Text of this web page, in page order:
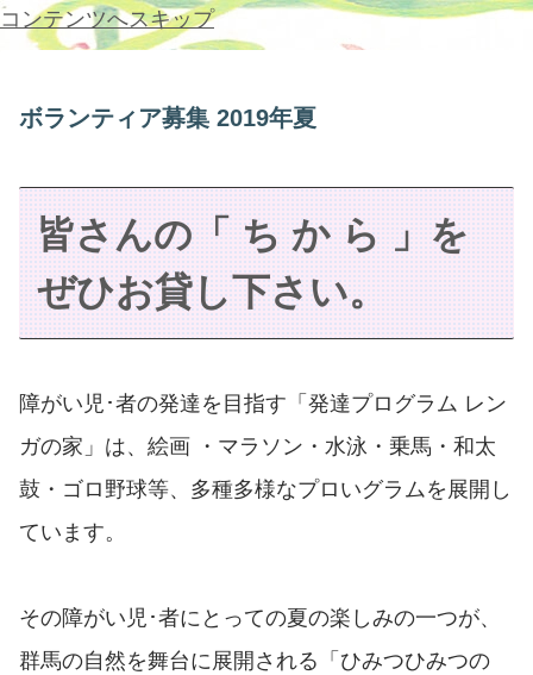
コンテンツへスキップ
ボランティア募集 2019年夏
皆さんの「 ち か ら 」を
ぜひお貸し下さい。
障がい児･者の発達を目指す「発達プログラム レン
ガの家」は、絵画 ・マラソン・水泳・乗馬・和太
鼓・ゴロ野球等、多種多様なプロいグラムを展開し
ています。
その障がい児･者にとっての夏の楽しみの一つが、
群馬の自然を舞台に展開される「ひみつひみつの